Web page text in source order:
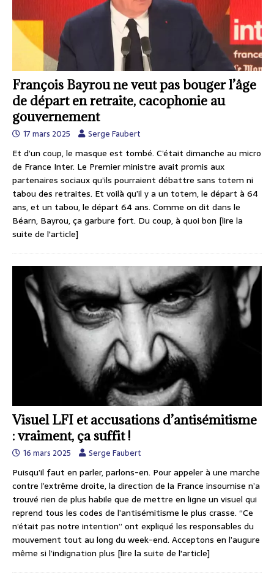
François Bayrou ne veut pas bouger l’âge
de départ en retraite, cacophonie au
gouvernement
17 mars 2025 Serge Faubert
Et d’un coup, le masque est tombé. C’était dimanche au micro
de France Inter. Le Premier ministre avait promis aux
partenaires sociaux qu’ils pourraient débattre sans totem ni
tabou des retraites. Et voilà qu’il y a un totem, le départ à 64
ans, et un tabou, le départ 64 ans. Comme on dit dans le
Béarn, Bayrou, ça garbure fort. Du coup, à quoi bon [lire la
suite de l'article]
Visuel LFI et accusations d’antisémitisme
: vraiment, ça suffit !
16 mars 2025 Serge Faubert
Puisqu’il faut en parler, parlons-en. Pour appeler à une marche
contre l’extrême droite, la direction de la France insoumise n’a
trouvé rien de plus habile que de mettre en ligne un visuel qui
reprend tous les codes de l’antisémitisme le plus crasse. “Ce
n’était pas notre intention” ont expliqué les responsables du
mouvement tout au long du week-end. Acceptons en l’augure
même si l’indignation plus [lire la suite de l'article]